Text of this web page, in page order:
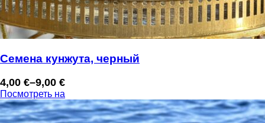
Семена кунжута, черный
4,00 €–9,00 €
Диапазон
цен:
4,00 €
Посмотреть на